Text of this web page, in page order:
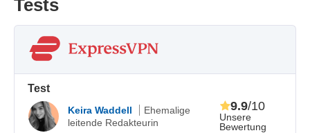
Tests
Test
Keira Waddell
Ehemalige
leitende Redakteurin
Unsere
Bewertung
9.9/10